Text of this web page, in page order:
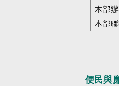
本部
本部
便民與